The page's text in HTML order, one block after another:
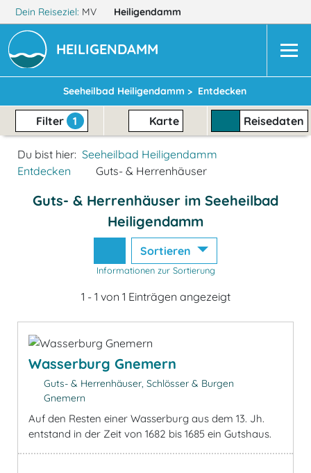
Dein Reiseziel: MV Heiligendamm
HEILIGENDAMM
Seeheilbad Heiligendamm > Entdecken
Filter 1 Karte Reisedaten
Du bist hier: Seeheilbad Heiligendamm
Entdecken
Guts- & Herrenhäuser
Guts- & Herrenhäuser im Seeheilbad
Heiligendamm
Sortieren
Informationen zur Sortierung
1 - 1 von 1 Einträgen angezeigt
Wasserburg Gnemern
Guts- & Herrenhäuser, Schlösser & Burgen
Gnemern
Auf den Resten einer Wasserburg aus dem 13. Jh.
entstand in der Zeit von 1682 bis 1685 ein Gutshaus.